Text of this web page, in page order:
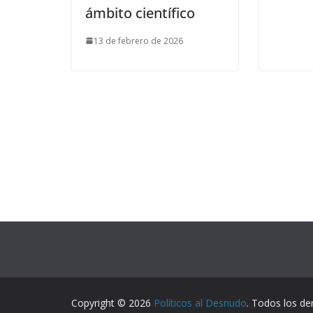
ámbito científico
13 de febrero de 2026
Copyright © 2026 Políticos al Desnudo. Todos los